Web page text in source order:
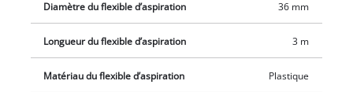
Diamètre du flexible d’aspiration 36 mm
Longueur du flexible d’aspiration 3 m
Matériau du flexible d’aspiration Plastique